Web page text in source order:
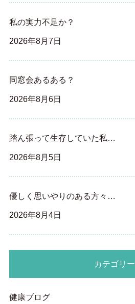
私の実力不足か？
2026年8月7日
同窓会あるある？
2026年8月6日
踏ん張って生存していた私…
2026年8月5日
優しく思いやりのある方々…
2026年8月4日
カテゴリー
健康ブログ